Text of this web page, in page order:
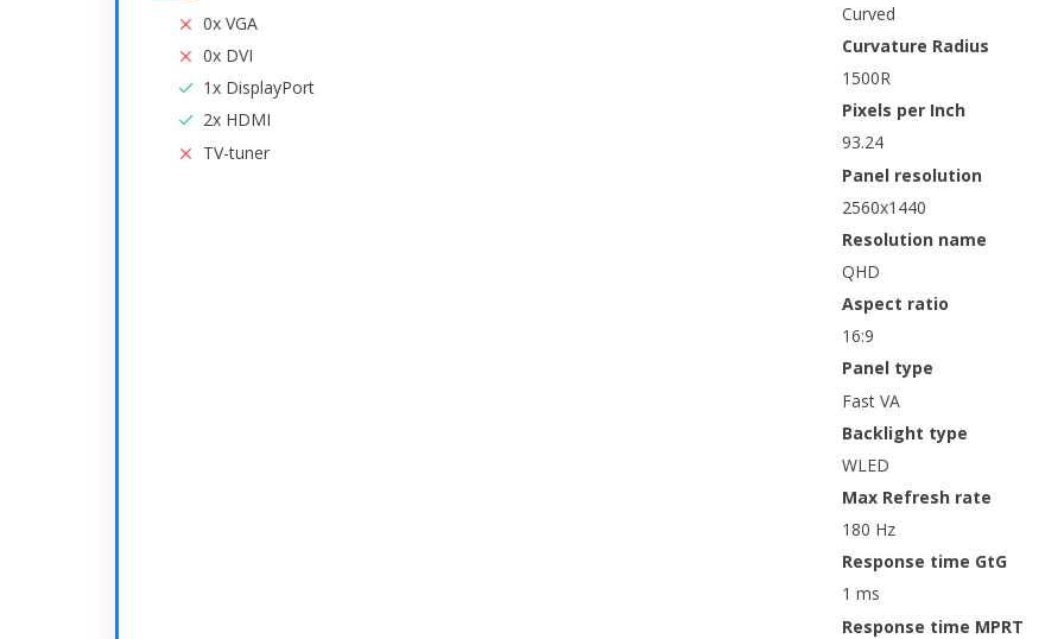
0x VGA
0x DVI
1x DisplayPort
2x HDMI
TV-tuner
Curved
Curvature Radius
1500R
Pixels per Inch
93.24
Panel resolution
2560x1440
Resolution name
QHD
Aspect ratio
16:9
Panel type
Fast VA
Backlight type
WLED
Max Refresh rate
180 Hz
Response time GtG
1 ms
Response time MPRT